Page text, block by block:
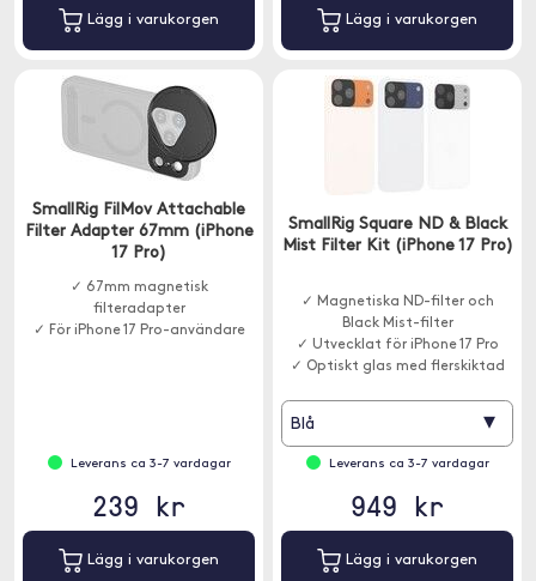
Lägg i varukorgen Lägg i varukorgen
SmallRig FilMov Attachable
Filter Adapter 67mm (iPhone
17 Pro)
✓ 67mm magnetisk
filteradapter
✓ För iPhone 17 Pro-användare
Leverans ca 3-7 vardagar
239 kr
Lägg i varukorgen
SmallRig Square ND & Black
Mist Filter Kit (iPhone 17 Pro)
✓ Magnetiska ND-filter och
Black Mist-filter
✓ Utvecklat för iPhone 17 Pro
✓ Optiskt glas med flerskiktad
Blå ▾
Leverans ca 3-7 vardagar
949 kr
Lägg i varukorgen